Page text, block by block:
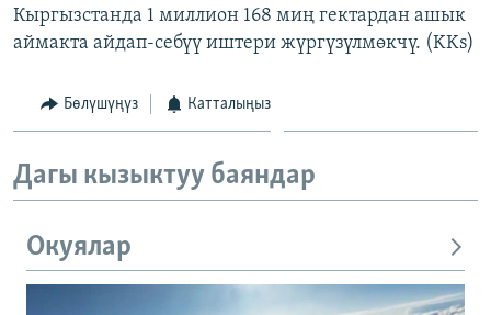
Кыргызстанда 1 миллион 168 миң гектардан ашык
аймакта айдап-себүү иштери жүргүзүлмөкчү. (KKs)
Бөлүшүңүз Катталыңыз
Дагы кызыктуу баяндар
Окуялар